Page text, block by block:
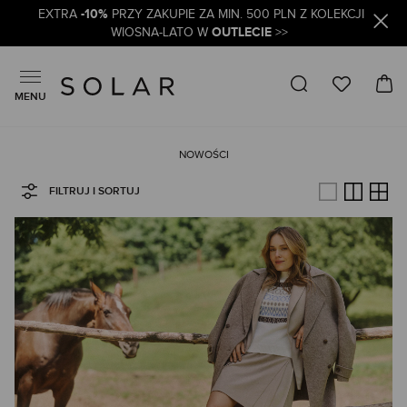
EXTRA -10% PRZY ZAKUPIE ZA MIN. 500 PLN Z KOLEKCJI
WIOSNA-LATO W OUTLECIE>>
MENU
NOWOŚCI
FILTRUJ I SORTUJ